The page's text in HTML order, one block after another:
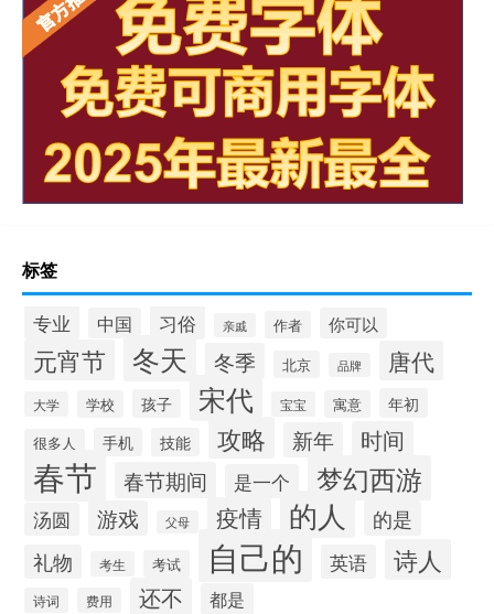
标签
专业 中国 习俗 亲戚 作者 你可以
元宵节 冬天 冬季 北京 品牌 唐代
大学 学校 孩子 宋代 宝宝 寓意 年初
很多人 手机 技能 攻略 新年 时间
春节 春节期间 是一个 梦幻西游
汤圆 游戏 父母 疫情 的人 的是
礼物 考生 考试 自己的 英语 诗人
诗词 费用 还不 都是